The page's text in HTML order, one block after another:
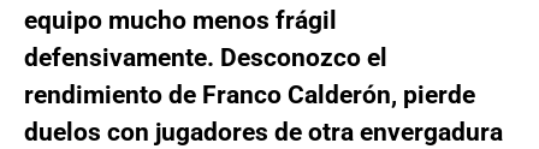
equipo mucho menos frágil
defensivamente. Desconozco el
rendimiento de Franco Calderón, pierde
duelos con jugadores de otra envergadura